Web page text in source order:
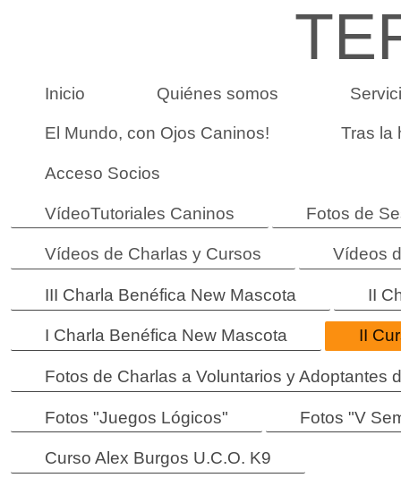
Inicio Quiénes somos
El Mundo, con Ojos Caninos! Tras la
Acceso Socios
VídeoTutoriales Caninos Fotos de
Vídeos de Charlas y Cursos Vídeos
III Charla Benéfica New Mascota II
I Charla Benéfica New Mascota II
Fotos de Charlas a Voluntarios y Adoptantes
Fotos "Juegos Lógicos" Fotos "V
Curso Alex Burgos U.C.O. K9